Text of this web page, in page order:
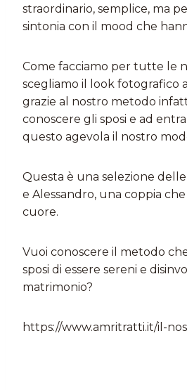
straordinario, semplice, ma
sintonia con il mood che
Come facciamo per tutte le
scegliamo il look fotografico
grazie al nostro metodo
conoscere gli sposi e ad
questo agevola il nostro
Questa è una selezione
e Alessandro, una coppia
cuore.
Vuoi conoscere il metodo
sposi di essere sereni e
matrimonio?
https://www.amritratti.it/il-